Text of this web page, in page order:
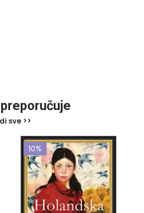
sve >>
10%